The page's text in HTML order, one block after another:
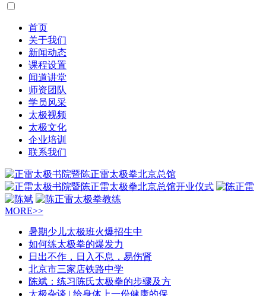
首页
关于我们
新闻动态
课程设置
闻道讲堂
师资团队
学员风采
太极视频
太极文化
企业培训
联系我们
MORE>>
暑期少儿太极班火爆招生中
如何练太极拳的爆发力
日出不作，日入不息，易伤肾
北京市三家店铁路中学
陈斌：练习陈氏太极拳的步骤及方